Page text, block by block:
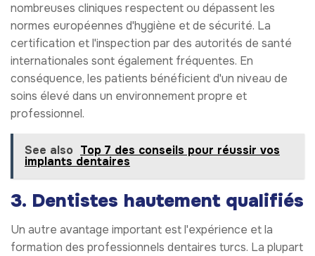
nombreuses cliniques respectent ou dépassent les
normes européennes d'hygiène et de sécurité. La
certification et l'inspection par des autorités de santé
internationales sont également fréquentes. En
conséquence, les patients bénéficient d'un niveau de
soins élevé dans un environnement propre et
professionnel.
See also Top 7 des conseils pour réussir vos
implants dentaires
3. Dentistes hautement qualifiés
Un autre avantage important est l'expérience et la
formation des professionnels dentaires turcs. La plupart